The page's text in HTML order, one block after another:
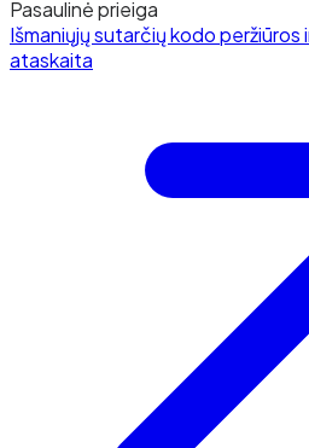
Pasaulinė prieiga
Išmaniųjų sutarčių kodo peržiūros
ataskaita